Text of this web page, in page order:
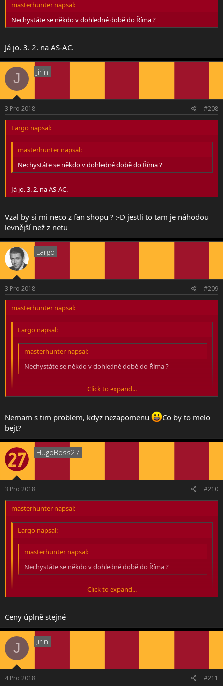
masterhunter napsal:
Nechystáte se někdo v dohledné době do Říma ?
Já jo. 3. 2. na AS-AC.
J Jirin
3 Pro 2018 #208
Largo napsal:
masterhunter napsal:
Nechystáte se někdo v dohledné době do Říma ?
Já jo. 3. 2. na AS-AC.
Vzal by si mi neco z fan shopu ? :-D jestli to tam je náhodou
levnější než z netu
Largo
3 Pro 2018 #209
masterhunter napsal:
Largo napsal:
masterhunter napsal:
Nechystáte se někdo v dohledné době do Říma ?
Vzal by si mi neco z fan shopu ? :-D jestli to tam je náhodou levnější
než z netu
Click to expand...
Nemam s tim problem, kdyz nezapomenu
Co by to melo
bejt?
HugoBoss27
3 Pro 2018 #210
masterhunter napsal:
Largo napsal:
masterhunter napsal:
Nechystáte se někdo v dohledné době do Říma ?
Click to expand...
Vzal by si mi neco z fan shopu ? :-D jestli to tam je náhodou levnější
Click to expand...
Ceny úplně stejné
J Jirin
4 Pro 2018 #211